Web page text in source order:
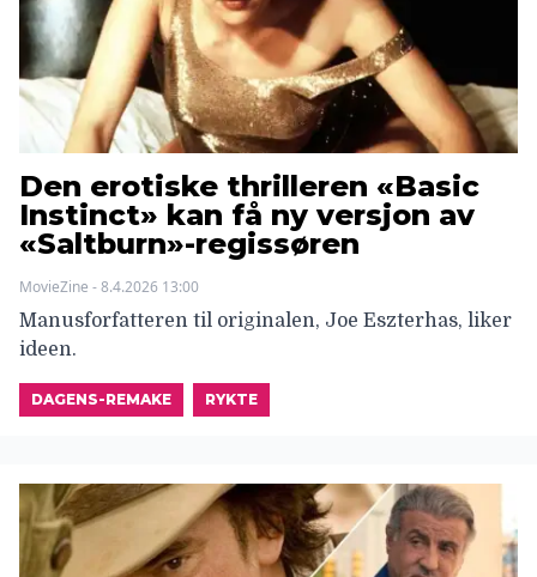
Den erotiske thrilleren «Basic
Instinct» kan få ny versjon av
«Saltburn»-regissøren
MovieZine - 8.4.2026 13:00
Manusforfatteren til originalen, Joe Eszterhas, liker
ideen.
DAGENS-REMAKE RYKTE